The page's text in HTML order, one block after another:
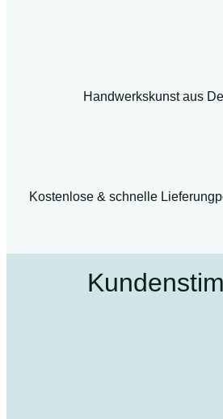
Handwerkskunst aus
Kostenlose & schnelle Lieferung